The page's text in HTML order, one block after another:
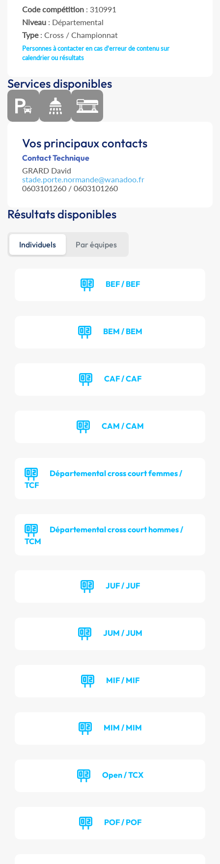
Code compétition : 310991
Niveau : Départemental
Type: Cross / Championnat
Personnes à contacter en cas d'erreur de contenu sur
calendrier ou résultats
Services disponibles
Vos principaux contacts
Contact Technique
GRARD David
stade.porte.normande@wanadoo.fr
0603101260 / 0603101260
Résultats disponibles
Individuels Par équipes
BEF / BEF
BEM / BEM
CAF / CAF
CAM / CAM
Départemental cross court femmes /
TCF
Départemental cross court hommes /
TCM
JUF / JUF
JUM / JUM
MIF / MIF
MIM / MIM
Open / TCX
POF / POF